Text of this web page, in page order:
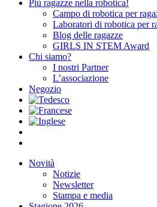
Più ragazze nella robotica!
Campo di robotica per
Laboratori di robotica per
Blog delle ragazze
GIRLS IN STEM Award
Chi siamo?
I nostri Partner
L’associazione
Negozio
Novità
Notizie
Newsletter
Stampa e media